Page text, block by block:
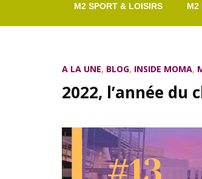
M2 SPORT & LOISIRS M2
A LA UNE, BLOG, INSIDE MOMA,
2022, l’année